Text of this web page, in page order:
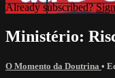
Already subscribed?
Ministério:
O Momento da Doutrina •